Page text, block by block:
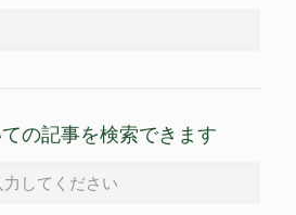
の記事を検索できます